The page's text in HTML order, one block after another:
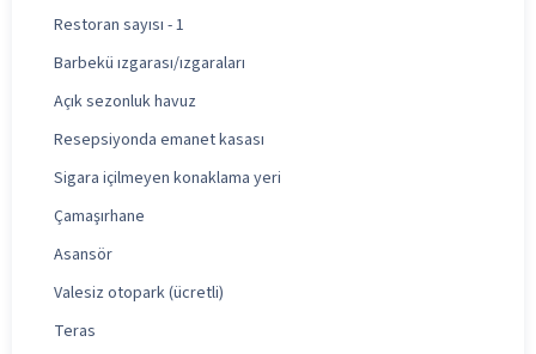
Restoran sayısı - 1
Barbekü ızgarası/ızgaraları
Açık sezonluk havuz
Resepsiyonda emanet kasası
Sigara içilmeyen konaklama yeri
Çamaşırhane
Asansör
Valesiz otopark (ücretli)
Teras